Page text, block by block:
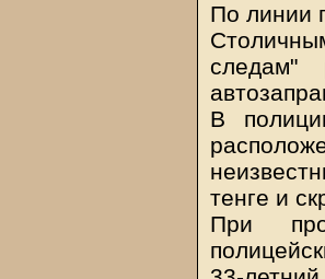
По линии
следам"
В
тенге и
При